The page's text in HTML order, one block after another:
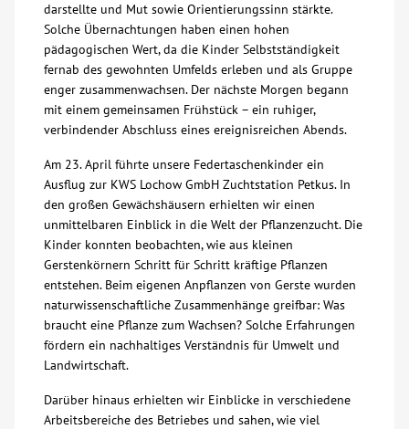
Glossar
Suche
Kontakt
AWO BB Süd
darstellte und Mut sowie Orientierungssinn stärkte.
Solche Übernachtungen haben einen hohen
pädagogischen Wert, da die Kinder Selbstständigkeit
fernab des gewohnten Umfelds erleben und als Gruppe
enger zusammenwachsen. Der nächste Morgen begann
mit einem gemeinsamen Frühstück – ein ruhiger,
verbindender Abschluss eines ereignisreichen Abends.
Am 23. April führte unsere Federtaschenkinder ein
Ausflug zur KWS Lochow GmbH Zuchtstation Petkus. In
den großen Gewächshäusern erhielten wir einen
unmittelbaren Einblick in die Welt der Pflanzenzucht. Die
Kinder konnten beobachten, wie aus kleinen
Gerstenkörnern Schritt für Schritt kräftige Pflanzen
entstehen. Beim eigenen Anpflanzen von Gerste wurden
naturwissenschaftliche Zusammenhänge greifbar: Was
braucht eine Pflanze zum Wachsen? Solche Erfahrungen
fördern ein nachhaltiges Verständnis für Umwelt und
Landwirtschaft.
Darüber hinaus erhielten wir Einblicke in verschiedene
Arbeitsbereiche des Betriebes und sahen, wie viel